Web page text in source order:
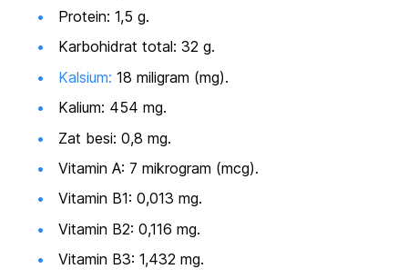
Protein: 1,5 g.
Karbohidrat total: 32 g.
Kalsium: 18 miligram (mg).
Kalium: 454 mg.
Zat besi: 0,8 mg.
Vitamin A: 7 mikrogram (mcg).
Vitamin B1: 0,013 mg.
Vitamin B2: 0,116 mg.
Vitamin B3: 1,432 mg.